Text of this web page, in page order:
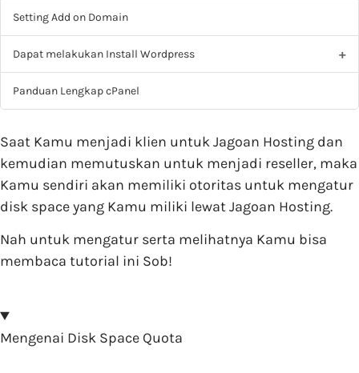
Setting Add on Domain
Dapat melakukan Install Wordpress
Panduan Lengkap cPanel
Saat Kamu menjadi klien untuk Jagoan Hosting dan
kemudian memutuskan untuk menjadi reseller, maka
Kamu sendiri akan memiliki otoritas untuk mengatur
disk space yang Kamu miliki lewat Jagoan Hosting.
Nah untuk mengatur serta melihatnya Kamu bisa
membaca tutorial ini Sob!
Mengenai Disk Space Quota